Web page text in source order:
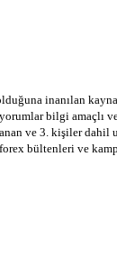
inanılan
bilgi amaçlı
ve 3. kişiler dahil
bültenleri ve